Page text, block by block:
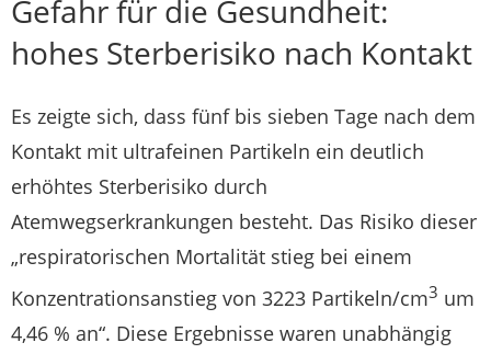
Gefahr für die Gesundheit:
hohes Sterberisiko nach Kontakt
Es zeigte sich, dass fünf bis sieben Tage nach dem
Kontakt mit ultrafeinen Partikeln ein deutlich
erhöhtes Sterberisiko durch
Atemwegserkrankungen besteht. Das Risiko dieser
„respiratorischen Mortalität stieg bei einem
Konzentrationsanstieg von 3223 Partikeln/cm3 um
4,46 % an“. Diese Ergebnisse waren unabhängig